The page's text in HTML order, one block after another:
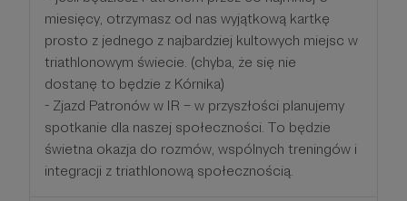
miesięcy, otrzymasz od nas wyjątkową kartkę
prosto z jednego z najbardziej kultowych miejsc w
triathlonowym świecie. (chyba, że się nie
dostanę to będzie z Kórnika)
- Zjazd Patronów w IR – w przyszłości planujemy
spotkanie dla naszej społeczności. To będzie
świetna okazja do rozmów, wspólnych treningów i
integracji z triathlonową społecznością.